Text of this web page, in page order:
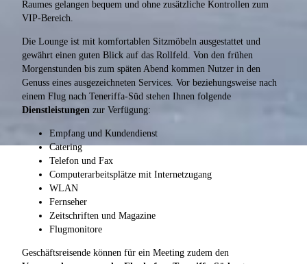
Raumes gelangen bequem und ohne zusätzliche Kontrollen zum
VIP-Bereich.
Die Lounge ist mit komfortablen Sitzmöbeln ausgestattet und
gewährt einen guten Blick auf das Rollfeld. Von den frühen
Morgenstunden bis zum späten Abend kommen Nutzer in den
Genuss eines ausgezeichneten Services. Vor beziehungsweise nach
einem Flug nach Teneriffa-Süd stehen Ihnen folgende
Dienstleistungen zur Verfügung:
Empfang und Kundendienst
Catering
Telefon und Fax
Computerarbeitsplätze mit Internetzugang
WLAN
Fernseher
Zeitschriften und Magazine
Flugmonitore
Geschäftsreisende können für ein Meeting zudem den